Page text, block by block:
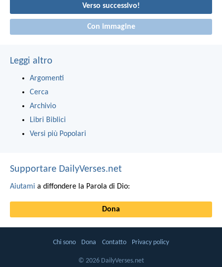
Verso successivo!
Con immagine
Leggi altro
Argomenti
Cerca
Archivio
Libri Biblici
Versi più Popolari
Supportare DailyVerses.net
Aiutami a diffondere la Parola di Dio:
Dona
Chi sono Dona Contatto Privacy policy
© 2026 DailyVerses.net